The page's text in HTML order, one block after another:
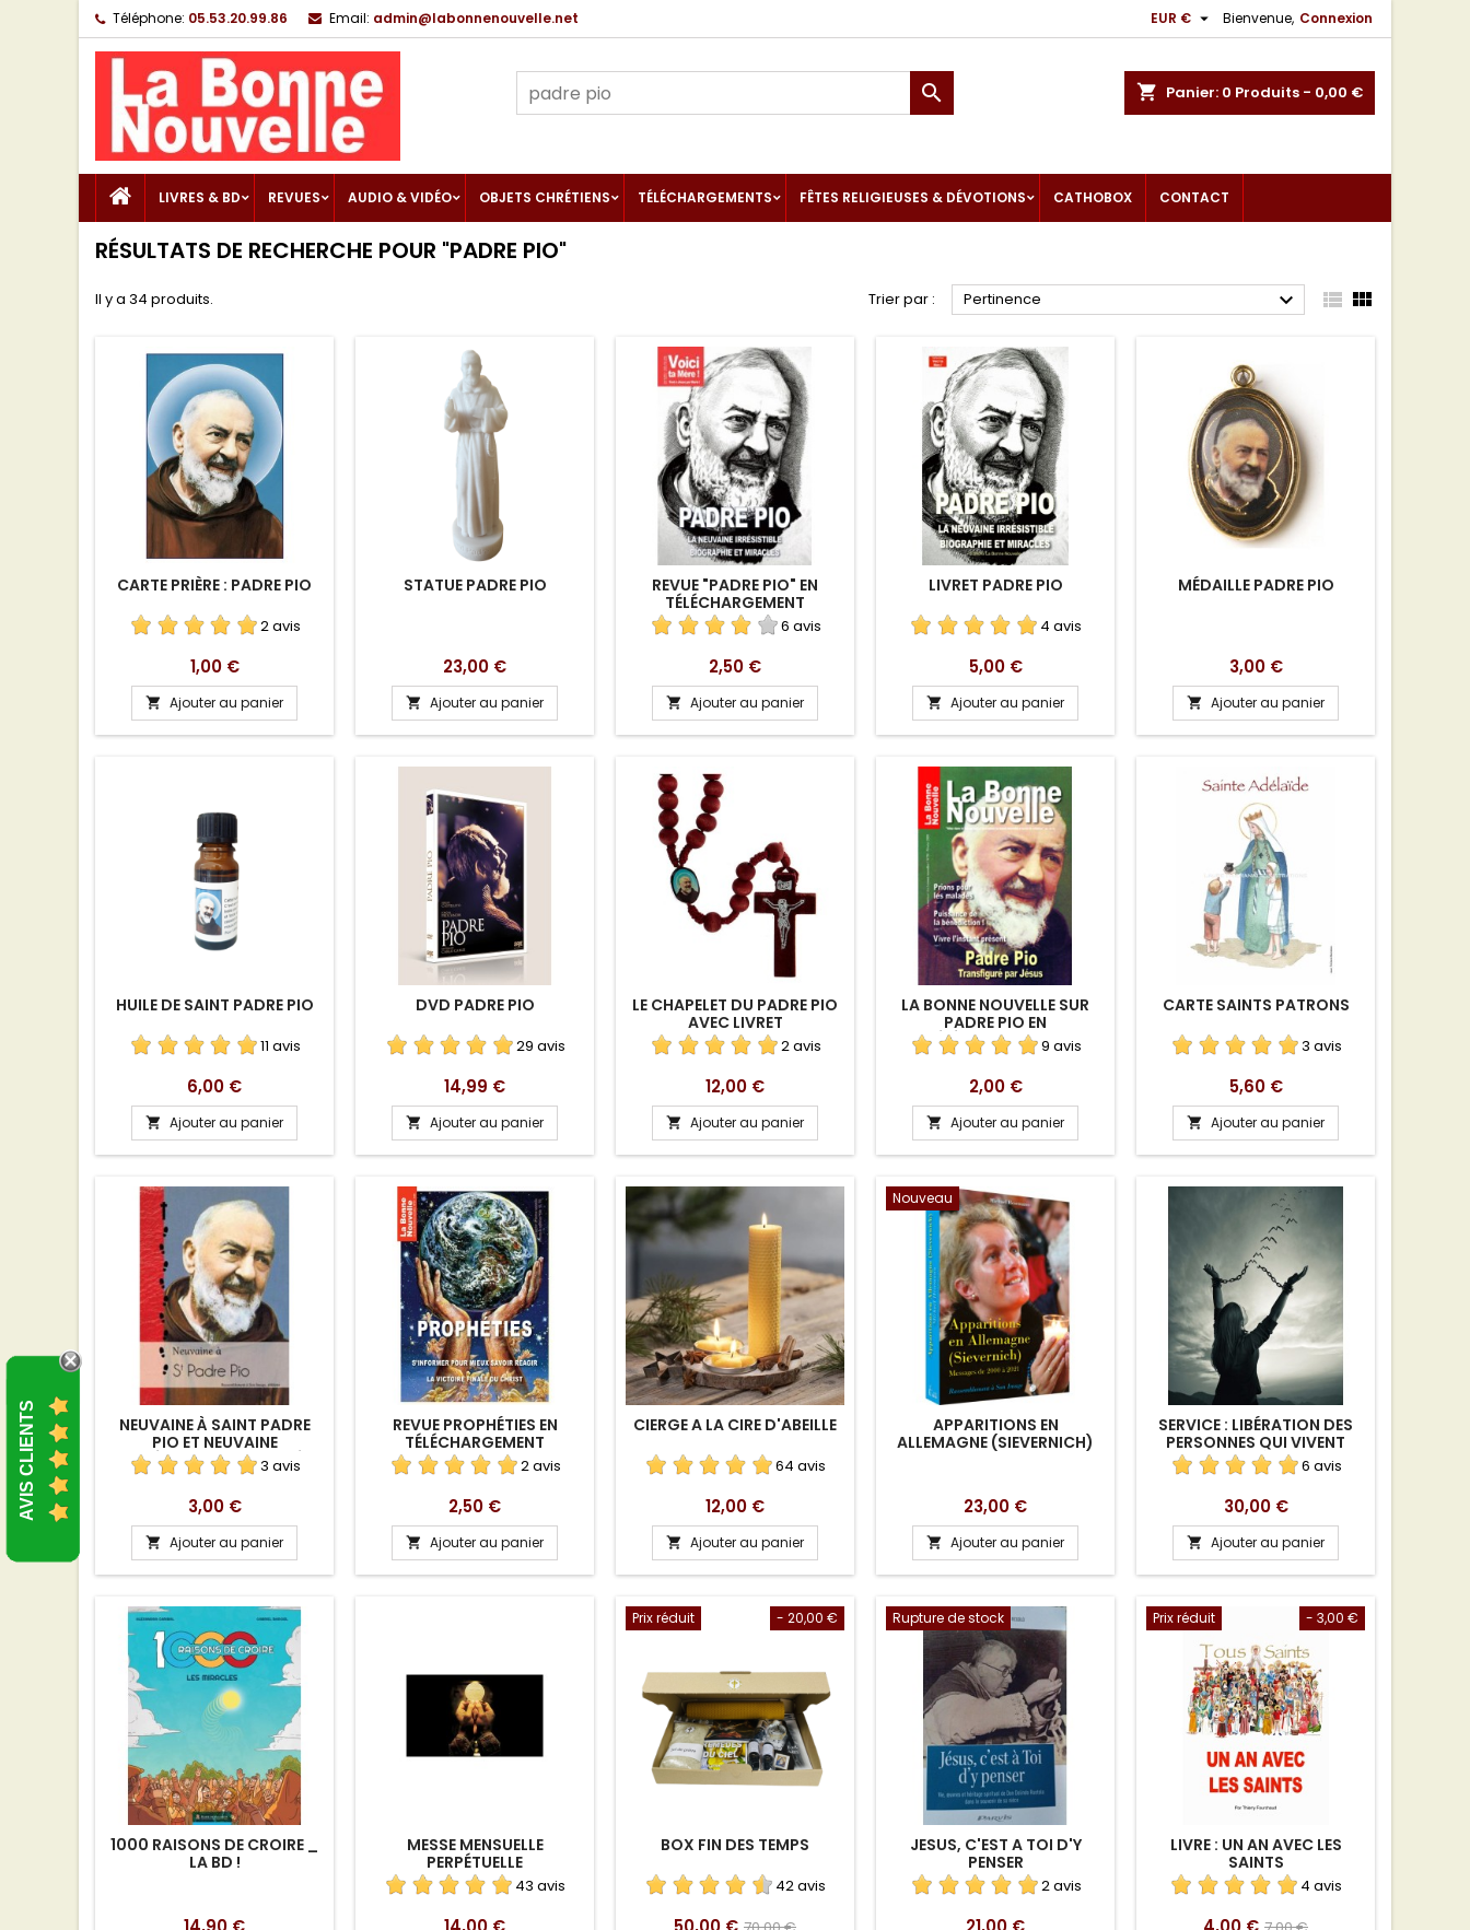
Téléphone: 05.53.20.99.86 Email: admin@labonnenouvelle.net Bienvenue, Connexion
EUR € 
shopping_cart Panier: 0 Produits - 0,00 €

LIVRES & BD REVUES AUDIO & VIDÉO OBJETS CHRÉTIENS TÉLÉCHARGEMENTS FÊTES RELIGIEUSES & DÉVOTIONS CATHOBOX CONTACT
RÉSULTATS DE RECHERCHE POUR "PADRE PIO"
Il y a 34 produits. Trier par : Pertinence   
CARTE PRIÈRE : PADRE PIO
2 avis
Prix
1,00 €
 Ajouter au panier
STATUE PADRE PIO
Prix
23,00 €
 Ajouter au panier
REVUE "PADRE PIO" EN
TÉLÉCHARGEMENT
6 avis
Prix
2,50 €
 Ajouter au panier
LIVRET PADRE PIO
4 avis
Prix
5,00 €
 Ajouter au panier
MÉDAILLE PADRE PIO
Prix
3,00 €
 Ajouter au panier
HUILE DE SAINT PADRE PIO
11 avis
Prix
6,00 €
 Ajouter au panier
DVD PADRE PIO
29 avis
Prix
14,99 €
 Ajouter au panier
LE CHAPELET DU PADRE PIO
AVEC LIVRET
2 avis
Prix
12,00 €
 Ajouter au panier
LA BONNE NOUVELLE SUR
PADRE PIO EN
TÉLÉCHARGEMENT
9 avis
Prix
2,00 €
 Ajouter au panier
CARTE SAINTS PATRONS
3 avis
Prix
5,60 €
 Ajouter au panier
NEUVAINE À SAINT PADRE
PIO ET NEUVAINE
IRRÉSISTIBLE AU SACRÉ
COEUR DAVID JEAN-MARIE
3 avis
Prix
3,00 €
 Ajouter au panier
REVUE PROPHÉTIES EN
TÉLÉCHARGEMENT
2 avis
Prix
2,50 €
 Ajouter au panier
CIERGE A LA CIRE D'ABEILLE
64 avis
Prix
12,00 €
 Ajouter au panier
Nouveau
APPARITIONS EN
ALLEMAGNE (SIEVERNICH)
Prix
23,00 €
 Ajouter au panier
SERVICE : LIBÉRATION DES
PERSONNES QUI VIVENT
SOUS LE MÊME TOIT
6 avis
Prix
30,00 €
 Ajouter au panier
1000 RAISONS DE CROIRE _
LA BD !
Prix
MESSE MENSUELLE
PERPÉTUELLE
43 avis
Prix
- 20,00 €
Prix réduit
BOX FIN DES TEMPS
42 avis
Prix
Prix
Rupture de stock
JESUS, C'EST A TOI D'Y
PENSER
2 avis
Prix
- 3,00 €
Prix réduit
LIVRE : UN AN AVEC LES
SAINTS
4 avis
Prix
Prix
AVIS CLIENTS